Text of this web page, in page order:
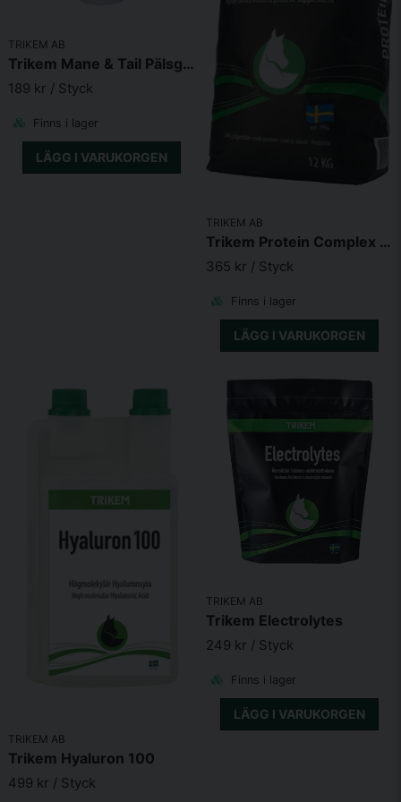
Godkänd för användning på häst.
Användning till häst inför träning eller utevistelse.
Spraya tunt och jämnt över hästen (ca 10 sprayningar) på ca
2 dm avstånd. Rekommendation för huvud och besvärliga
områden: Spraya i din hand eller på en trasa stryk sedan på
hästen. Undvik ögon och slemhinnor.
TRIKEM AB
Trikem Mane & Tail Pälsglans 1 liter
189 kr / Styck
Finns i lager
LÄGG I VARUKORGEN
TRIKEM AB
Trikem Protein Complex 12kg
365 kr / Styck
Finns i lager
LÄGG I VARUKORGEN
TRIKEM AB
Trikem Hyaluron 100
499 kr / Styck
TRIKEM AB
Trikem Electrolytes
249 kr / Styck
Finns i lager
LÄGG I VARUKORGEN